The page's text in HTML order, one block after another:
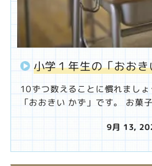
小学１年生の「おお
10ずつ数えることに慣れまし
「おおきい かず」です。 お菓
投稿日
9月 13,